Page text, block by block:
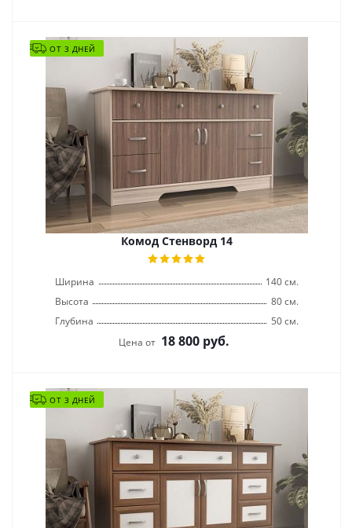
ОТ 3 ДНЕЙ
Комод Стенворд 14
Ширина
140 см.
Высота
80 см.
Глубина
50 см.
Цена от 18 800 руб.
ОТ 3 ДНЕЙ